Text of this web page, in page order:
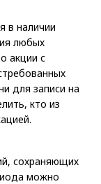
в наличии
любых
акции с
для записи на
кто из
сохраняющих
можно